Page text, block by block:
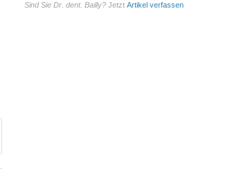
.
Sind Sie Dr. dent. Bailly? Jetzt Artikel verfassen